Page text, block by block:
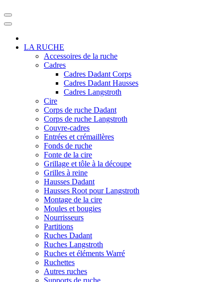
LA RUCHE
Accessoires de la ruche
Cadres
Cadres Dadant Corps
Cadres Dadant Hausses
Cadres Langstroth
Cire
Corps de ruche Dadant
Corps de ruche Langstroth
Couvre-cadres
Entrées et crémaillères
Fonds de ruche
Fonte de la cire
Grillage et tôle à la découpe
Grilles à reine
Hausses Dadant
Hausses Root pour Langstroth
Montage de la cire
Moules et bougies
Nourrisseurs
Partitions
Ruches Dadant
Ruches Langstroth
Ruches et éléments Warré
Ruchettes
Autres ruches
Supports de ruche